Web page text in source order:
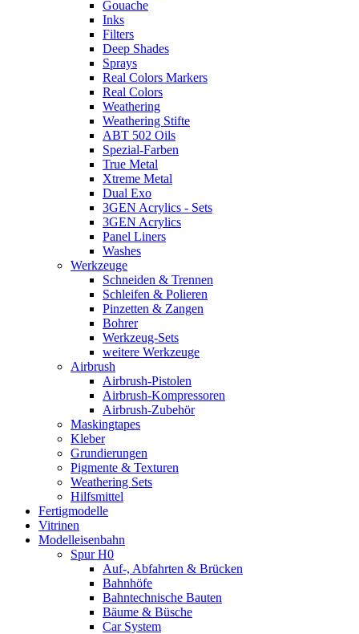
Gouache
Inks
Filters
Deep Shades
Sprays
Real Colors Markers
Real Colors
Weathering
Weathering Stifte
ABT 502 Oils
Spezial-Farben
True Metal
Xtreme Metal
Dual Exo
3GEN Acrylics - Sets
3GEN Acrylics
Panel Liners
Washes
Werkzeuge
Schneiden & Trennen
Schleifen & Polieren
Pinzetten & Zangen
Bohrer
Werkzeug-Sets
weitere Werkzeuge
Airbrush
Airbrush-Pistolen
Airbrush-Kompressoren
Airbrush-Zubehör
Maskingtapes
Kleber
Grundierungen
Pigmente & Texturen
Weathering Sets
Hilfsmittel
Fertigmodelle
Vitrinen
Modelleisenbahn
Spur H0
Auf-, Abfahrten & Brücken
Bahnhöfe
Bahntechnische Bauten
Bäume & Büsche
Car System